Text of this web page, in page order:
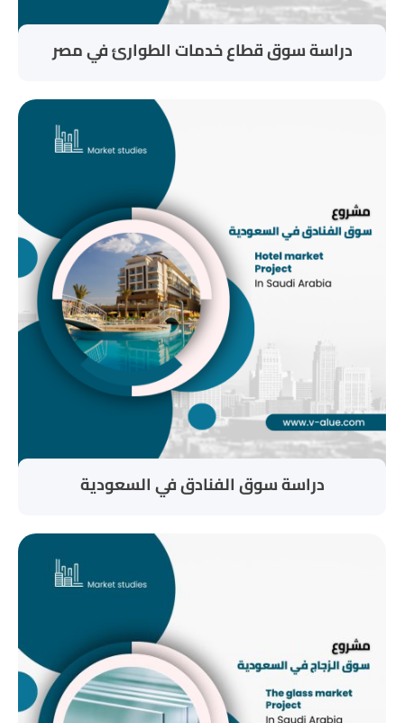
دراسة سوق قطاع خدمات الطوارئ في مصر
دراسة سوق الفنادق في السعودية